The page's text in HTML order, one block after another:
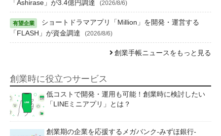
「Ashirase」が3.4億円調達
(2026/8/6)
ショートドラマアプリ「Million」を開発・運営する
「FLASH」が資金調達
(2026/8/6)
創業手帳ニュースをもっと見る
創業時に役立つサービス
低コストで開発・運用も可能！創業時に検討したい
「LINEミニアプリ」とは？
創業期の企業を応援するメガバンク-みずほ銀行-